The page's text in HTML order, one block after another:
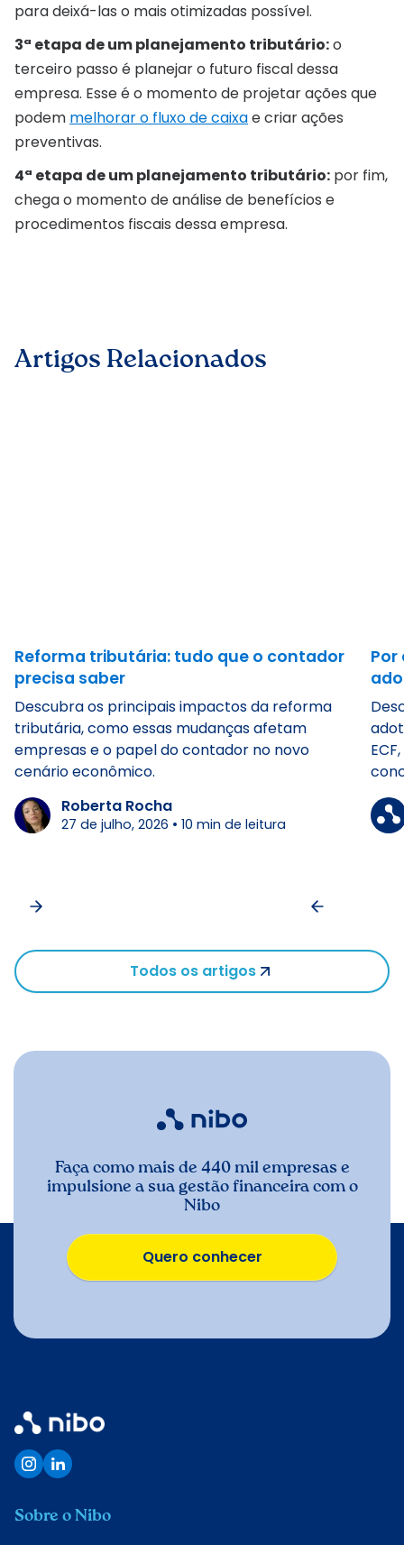
para deixá-las o mais otimizadas possível.
3ª etapa de um planejamento tributário:o
terceiro passo é planejar o futuro fiscal dessa
empresa. Esse é o momento de projetar ações que
podem melhorar o fluxo de caixae criar ações
preventivas.
4ª etapa de um planejamento tributário: por fim,
chega o momento de análise de benefícios e
procedimentos fiscais dessa empresa.
Artigos Relacionados
Reforma tributária: tudo que o contador
precisa saber
Descubra os principais impactos da reforma
tributária, como essas mudanças afetam
empresas e o papel do contador no novo
cenário econômico.
Roberta Rocha
27 de julho, 2026 • 10 min de leitura
Todos os artigos
Faça como mais de 440 mil empresas e
impulsione a sua gestão financeira com o
Nibo
Quero conhecer
Sobre o Nibo